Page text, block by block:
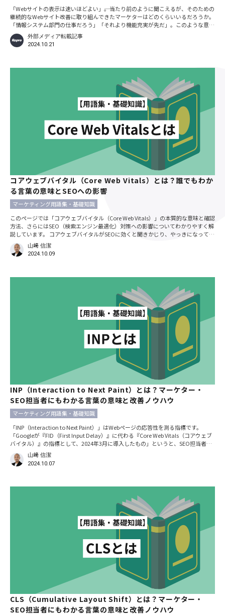
「Webサイトの表示は速いほどよい」――。当たり前のように聞こえるが、そのための
継続的なWebサイト改善に取り組んできたマーケターはどのくらいいるだろうか。
「情報システム部門の仕事だろう」「それより機能充実が先だ」。このような意識
が先行し、表示速度の改善に手付かずの企業は多いはずだ。しかし今、顧客体験向
上に向けたWebサイトの表示速度の重要性があらためて指摘されている。背景や改
善に向けた具体策について、WebマーケティングとWebサイトの表示速度に造詣の
外部メディア転載記事
2024.10.21
コアウェブバイタル（Core Web Vitals）とは？誰でもわか
る言葉の意味とSEOへの影響
マーケティング用語集・基礎知識
このページでは「コアウェブバイタル（Core Web Vitals）」の本質的な意味と確認
方法、さらにはSEO（検索エンジン最適化）対策への影響についてわかりやすく解
説しています。 コアウェブバイタルがSEOに効くと聞きかじり、やっきになって改
善に取り組んでいる人もいるかもしれません。しかし、コアウェブバイタルはあく
までユーザー体験を数値化した指標です。目的を誤らないことが、Webサイトの改
善、ひいては検索順位の上昇に繋がります。 サイト表示速度の現状を競合と比較し
山﨑 信潔
2024.10.09
INP（Interaction to Next Paint）とは？マーケター・
SEO担当者にもわかる言葉の意味と改善ノウハウ
マーケティング用語集・基礎知識
「INP（Interaction to Next Paint）」はWebページの応答性を測る指標です。
「Googleが『FID（First Input Delay）』に代わる『Core Web Vitals（コアウェブ
バイタル）』の指標として、2024年3月に導入したもの」というと、SEO担当者な
らピンとくるかもしれません。
山﨑 信潔
2024.10.07
CLS（Cumulative Layout Shift）とは？マーケター・
SEO担当者にもわかる言葉の意味と改善ノウハウ